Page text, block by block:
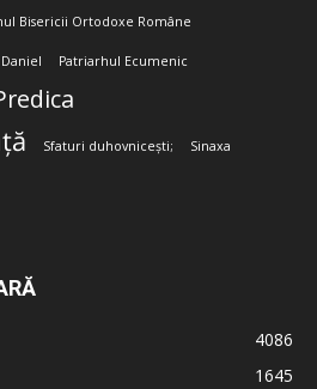
Bisericii Ortodoxe Române
Patriarhul Ecumenic
Sfaturi duhovnicești; Sinaxa
4086
1645